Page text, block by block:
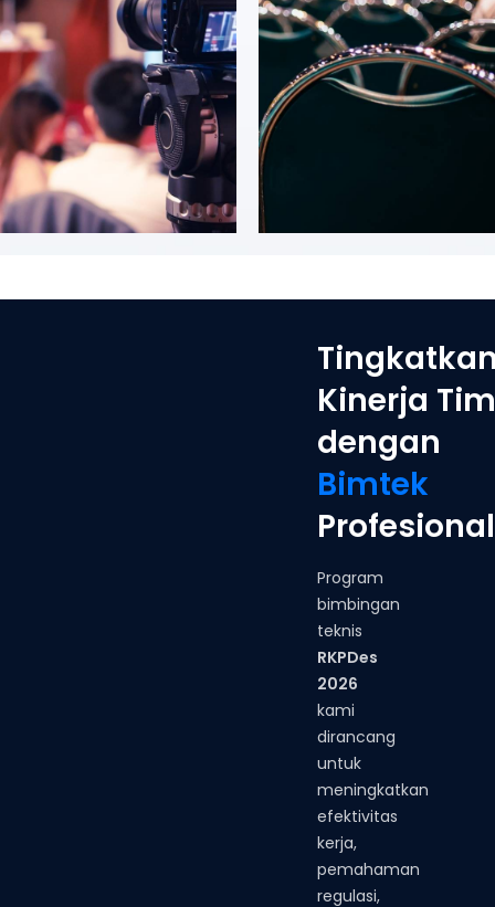
Kinerja Tim
dengan
Bimtek
Program
bimbingan
teknis
RKPDes
2026
kami
dirancang
untuk
meningkatkan
efektivitas
kerja,
pemahaman
regulasi,